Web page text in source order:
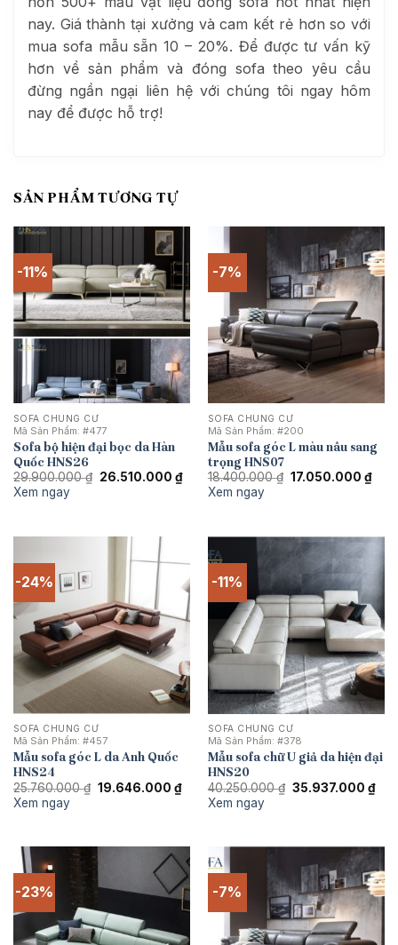
nay. Giá thành tại xưởng và cam kết rẻ hơn so với
mua sofa mẫu sẵn 10 – 20%. Để được tư vấn kỹ
hơn về sản phẩm và đóng sofa theo yêu cầu
đừng ngần ngại liên hệ với chúng tôi ngay hôm
nay để được hỗ trợ!
SẢN PHẨM TƯƠNG TỰ
-11%
SOFA CHUNG CƯ
Mã Sản Phẩm: #477
Sofa bộ hiện đại bọc da Hàn
Quốc HNS26
29.900.000₫ Giá
26.510.000 ₫Giá
hiện
Xem ngay
-7%
SOFA CHUNG CƯ
Mã Sản Phẩm: #200
Mẫu sofa góc L màu nâu sang
trọng HNS07
18.400.000₫ Giá
17.050.000 ₫Giá
hiện
Xem ngay
-24%
SOFA CHUNG CƯ
Mã Sản Phẩm: #457
Mẫu sofa góc L da Anh Quốc
HNS24
25.760.000₫ Giá
19.646.000 ₫Giá
hiện
Xem ngay
-11%
SOFA CHUNG CƯ
Mã Sản Phẩm: #378
Mẫu sofa chữ U giả da hiện đại
HNS20
40.250.000₫ Giá
35.937.000 ₫Giá
hiện
Xem ngay
-23% -7%